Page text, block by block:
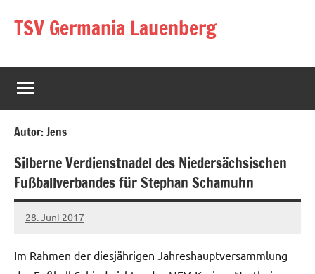
InhaltTSV Germania Lauenberg
Autor:Jens
Silberne Verdienstnadel des Niedersächsischen
Fußballverbandes für Stephan Schamuhn
28. Juni 2017
Jens
Keine
Im Rahmen der diesjährigen Jahreshauptversammlung